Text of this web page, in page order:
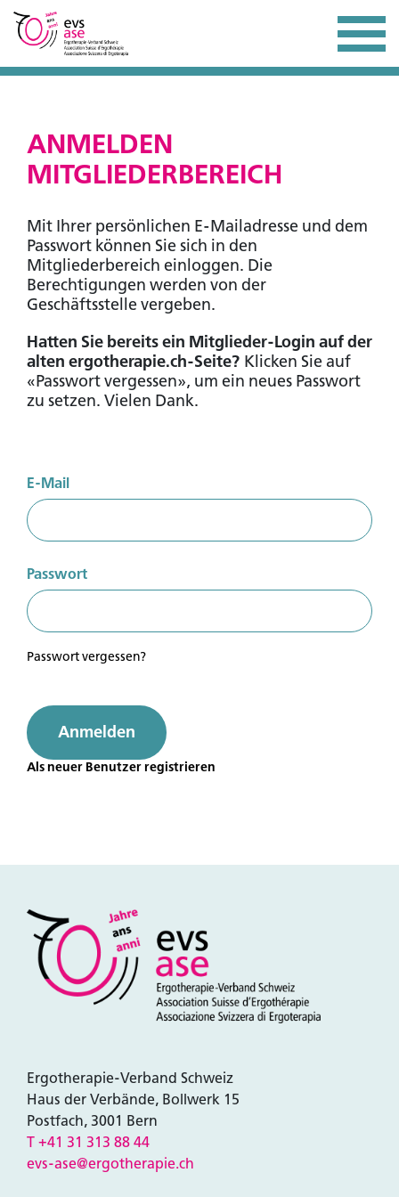
ANMELDEN
MITGLIEDERBEREICH
Mit Ihrer persönlichen E-Mailadresse und dem
Passwort können Sie sich in den
Mitgliederbereich einloggen. Die
Berechtigungen werden von der
Geschäftsstelle vergeben.
Hatten Sie bereits ein Mitglieder-Login auf der
alten ergotherapie.ch-Seite? Klicken Sie auf
«Passwort vergessen», um ein neues Passwort
zu setzen. Vielen Dank.
E-Mail
Passwort
Passwort vergessen?
Anmelden
Als neuer Benutzer registrieren
Ergotherapie-Verband Schweiz
Haus der Verbände, Bollwerk 15
Postfach, 3001 Bern
T +41 31 313 88 44
evs-ase@ergotherapie.ch
Werden sie Mitglied um Zugriff auf exklusive Inhalte
Sie sind bereits Mitglied?